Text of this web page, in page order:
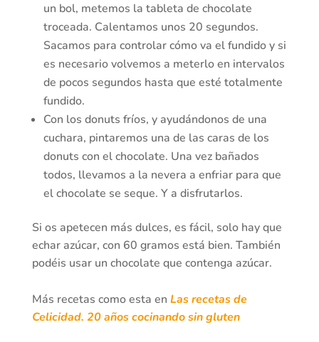
un bol, metemos la tableta de chocolate
troceada. Calentamos unos 20 segundos.
Sacamos para controlar cómo va el fundido y si
es necesario volvemos a meterlo en intervalos
de pocos segundos hasta que esté totalmente
fundido.
Con los donuts fríos, y ayudándonos de una
cuchara, pintaremos una de las caras de los
donuts con el chocolate. Una vez bañados
todos, llevamos a la nevera a enfriar para que
el chocolate se seque. Y a disfrutarlos.
Si os apetecen más dulces, es fácil, solo hay que
echar azúcar, con 60 gramos está bien. También
podéis usar un chocolate que contenga azúcar.
Más recetas como esta en Las recetas de
Celicidad. 20 años cocinando sin gluten